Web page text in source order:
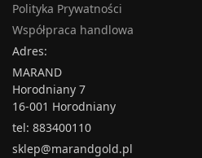
Polityka Prywatności
Współpraca handlowa
Adres:
MARAND
Horodniany 7
16-001 Horodniany
tel: 883400110
sklep@marandgold.pl